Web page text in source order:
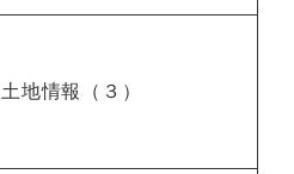
土地情報（３）